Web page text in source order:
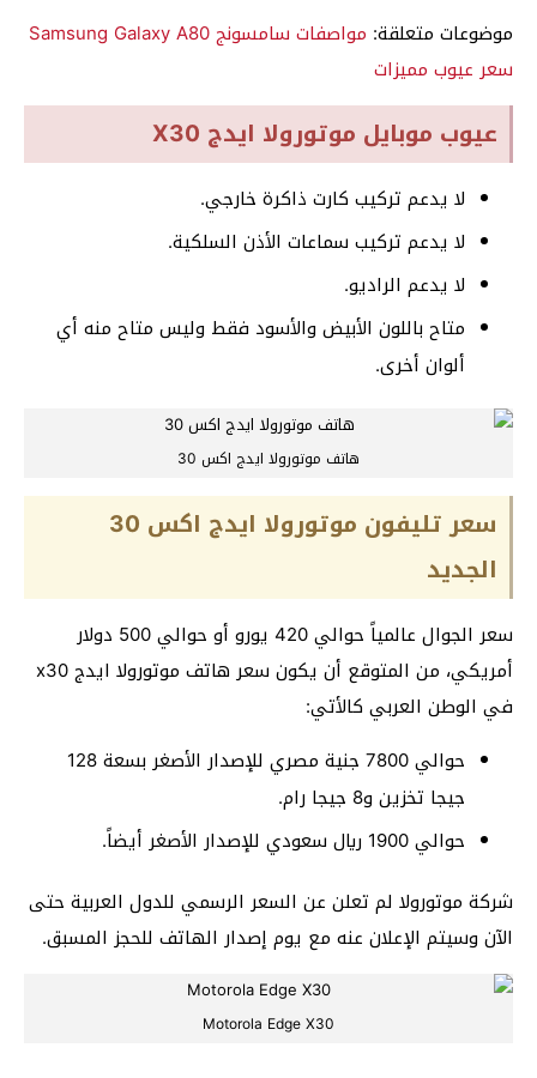
موضوعات متعلقة:
مواصفات سامسونج Samsung Galaxy A80
سعر عيوب مميزات
عيوب موبايل موتورولا ايدج X30
لا يدعم تركيب كارت ذاكرة خارجي.
لا يدعم تركيب سماعات الأذن السلكية.
لا يدعم الراديو.
متاح باللون الأبيض والأسود فقط وليس متاح منه أي
ألوان أخرى.
هاتف موتورولا ايدج اكس 30
سعر تليفون موتورولا ايدج اكس 30
الجديد
سعر الجوال عالمياً حوالي 420 يورو أو حوالي 500 دولار
أمريكي، من المتوقع أن يكون سعر هاتف موتورولا ايدج x30
في الوطن العربي كالأتي:
حوالي 7800 جنية مصري للإصدار الأصغر بسعة 128
جيجا تخزين و8 جيجا رام.
حوالي 1900 ريال سعودي للإصدار الأصغر أيضاً.
شركة موتورولا لم تعلن عن السعر الرسمي للدول العربية حتى
الآن وسيتم الإعلان عنه مع يوم إصدار الهاتف للحجز المسبق.
Motorola Edge X30